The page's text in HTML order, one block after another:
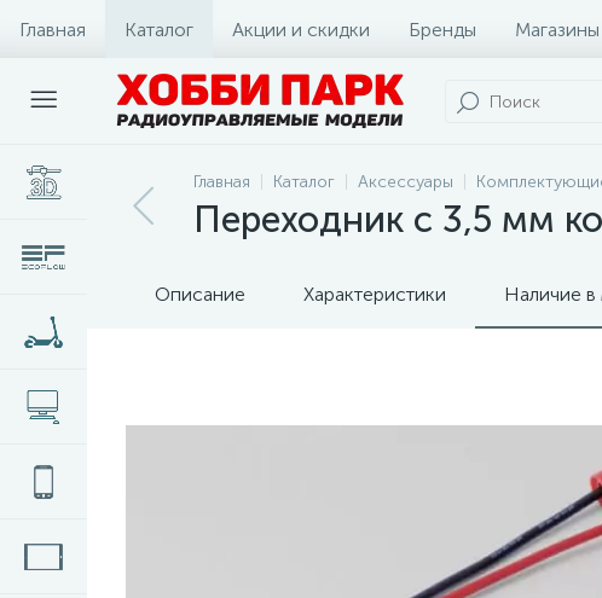
Главная Каталог Акции и скидки Бренды Магазины
Главная Каталог Аксессуары
Переходник с 3,5 мм
Описание Характеристики Наличие в